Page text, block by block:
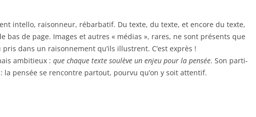
intello, raisonneur, rébarbatif. Du texte, du texte, et encore du texte,
bas de page. Images et autres « médias », rares, ne sont présents que
dans un raisonnement qu’ils illustrent. C’est exprès !
ambitieux : que chaque texte soulève un enjeu pour la pensée. Son parti-
la pensée se rencontre partout, pourvu qu’on y soit attentif.